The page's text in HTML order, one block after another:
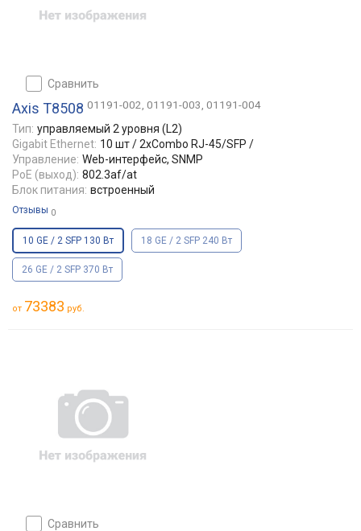
сравнить
Axis T8508 01191-002, 01191-003, 01191-004
Тип: управляемый 2 уровня (L2)
Gigabit Ethernet: 10 шт / 2xCombo RJ-45/SFP /
Управление: Web-интерфейс, SNMP
PoE (выход): 802.3af/at
Блок питания: встроенный
Отзывы 0
10 GE / 2 SFP 130 Вт 18 GE / 2 SFP 240 Вт
26 GE / 2 SFP 370 Вт
от 73383 руб.
сравнить